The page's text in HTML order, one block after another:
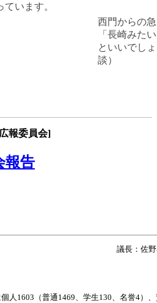
ています。
西門からの
「長崎みた
といいでし
談）
報委員会]
報告
議長：佐
人1603（普通1469、学生130、名誉4）